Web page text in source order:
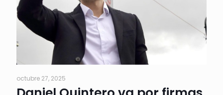
octubre 27, 2025